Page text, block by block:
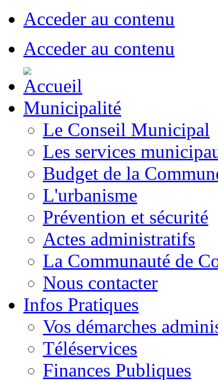
Acceder au contenu
Acceder au contenu
Municipalité
Le Conseil Municipal
Les services
Budget de la
L'urbanisme
Prévention et sécurité
Actes administratifs
La Communauté de
Nous contacter
Infos Pratiques
Vos démarches
Téléservices
Finances Publiques